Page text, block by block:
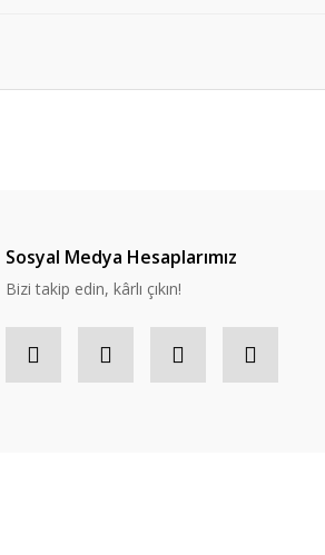
Sosyal Medya Hesaplarımız
Bizi takip edin, kârlı çıkın!